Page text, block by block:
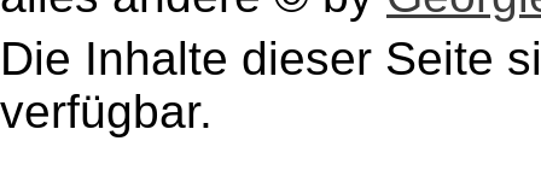
Die Inhalte dieser Seite
verfügbar.